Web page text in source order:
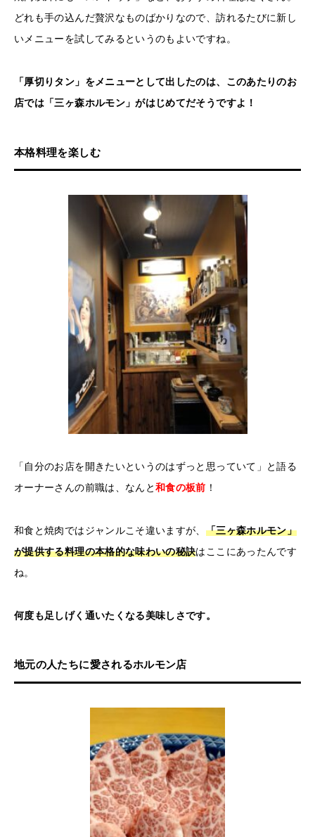
どれも手の込んだ贅沢なものばかりなので、訪れるたびに新し
いメニューを試してみるというのもよいですね。
「厚切りタン」をメニューとして出したのは、このあたりのお
店では「三ヶ森ホルモン」がはじめてだそうですよ！
本格料理を楽しむ
「自分のお店を開きたいというのはずっと思っていて」と語る
オーナーさんの前職は、なんと和食の板前 ！
和食と焼肉ではジャンルこそ違いますが、 「三ヶ森ホルモン」
が提供する料理の本格的な味わいの秘訣はここにあったんです
ね。
何度も足しげく通いたくなる美味しさです。
地元の人たちに愛されるホルモン店